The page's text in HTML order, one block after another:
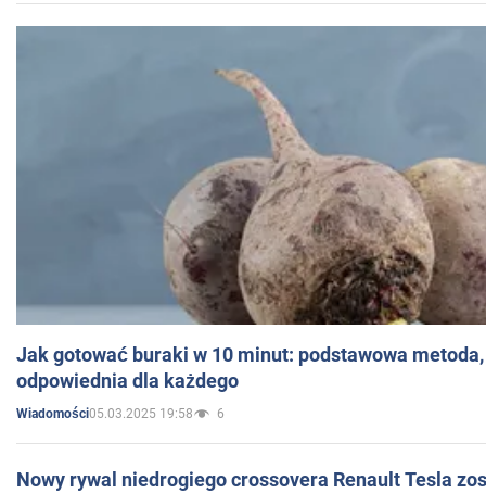
Jak gotować buraki w 10 minut: podstawowa
odpowiednia dla każdego
Wiadomości05.03.2025 19:58 6
Nowy rywal niedrogiego crossovera Renault Tesla